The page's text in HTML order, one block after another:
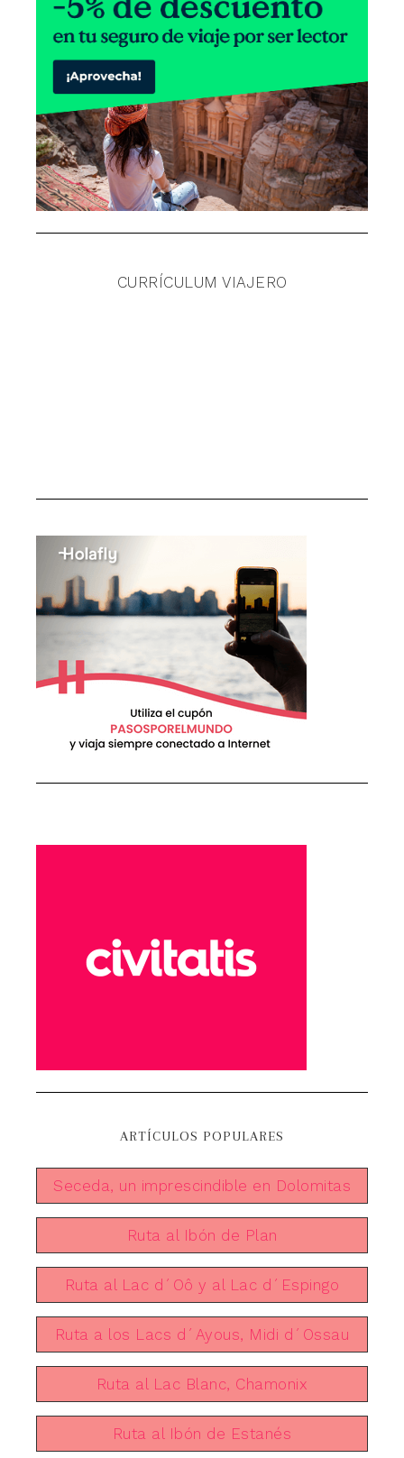
CURRÍCULUM VIAJERO
ARTÍCULOS POPULARES
Seceda, un imprescindible en Dolomitas
Ruta al Ibón de Plan
Ruta al Lac d´Oô y al Lac d´Espingo
Ruta a los Lacs d´Ayous, Midi d´Ossau
Ruta al Lac Blanc, Chamonix
Ruta al Ibón de Estanés